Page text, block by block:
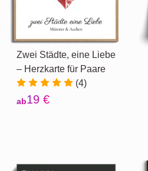
Zwei Städte, eine Liebe
– Herzkarte für Paare
(4)
ab19 €